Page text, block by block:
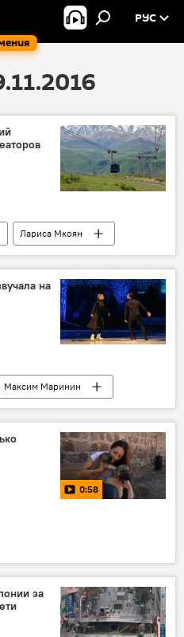
РУС
Лариса Мкоян
турпакет
на
Максим Маринин
"Ari im sokhak"
0:58
за